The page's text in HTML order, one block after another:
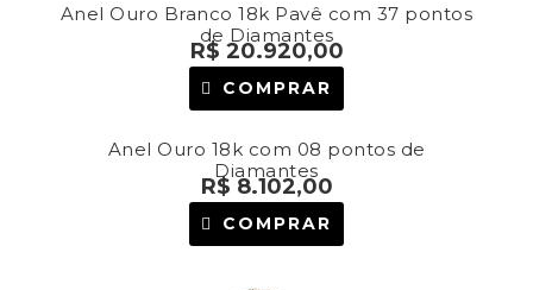
Anel Ouro Branco 18k Pavê com 37 pontos
de Diamantes
R$ 20.920,00
COMPRAR
Anel Ouro 18k com 08 pontos de
Diamantes
R$ 8.102,00
COMPRAR